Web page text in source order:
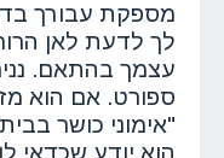
מספקת עבורך
לך לדעת לאן
עצמך בהתאם.
ספורט. אם הוא
"אימוני כושר
הוא יודע שכדאי